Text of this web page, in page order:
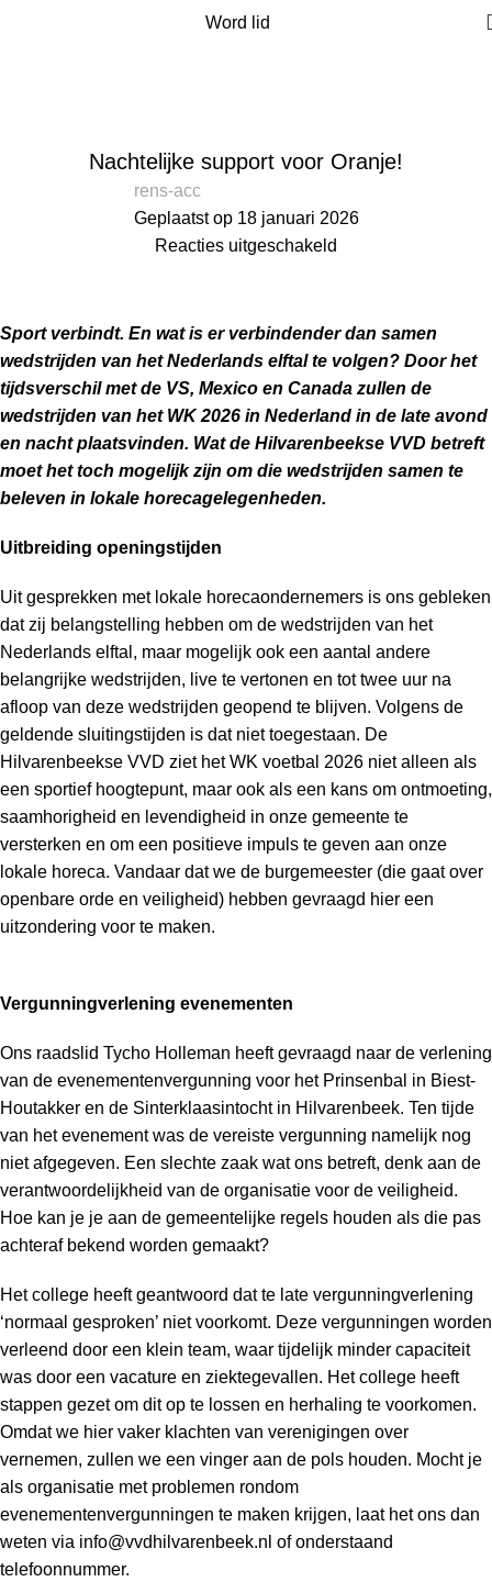
Word lid
Nachtelijke support voor Oranje!
rens-acc
Geplaatst op 18 januari 2026
Reacties uitgeschakeld
Sport verbindt. En wat is er verbindender dan samen
wedstrijden van het Nederlands elftal te volgen? Door het
tijdsverschil met de VS, Mexico en Canada zullen de
wedstrijden van het WK 2026 in Nederland in de late avond
en nacht plaatsvinden. Wat de Hilvarenbeekse VVD betreft
moet het toch mogelijk zijn om die wedstrijden samen te
beleven in lokale horecagelegenheden.
Uitbreiding openingstijden
Uit gesprekken met lokale horecaondernemers is ons gebleken
dat zij belangstelling hebben om de wedstrijden van het
Nederlands elftal, maar mogelijk ook een aantal andere
belangrijke wedstrijden, live te vertonen en tot twee uur na
afloop van deze wedstrijden geopend te blijven. Volgens de
geldende sluitingstijden is dat niet toegestaan. De
Hilvarenbeekse VVD ziet het WK voetbal 2026 niet alleen als
een sportief hoogtepunt, maar ook als een kans om ontmoeting,
saamhorigheid en levendigheid in onze gemeente te
versterken en om een positieve impuls te geven aan onze
lokale horeca. Vandaar dat we de burgemeester (die gaat over
openbare orde en veiligheid) hebben gevraagd hier een
uitzondering voor te maken.
Vergunningverlening evenementen
Ons raadslid Tycho Holleman heeft gevraagd naar de verlening
van de evenementenvergunning voor het Prinsenbal in Biest-
Houtakker en de Sinterklaasintocht in Hilvarenbeek. Ten tijde
van het evenement was de vereiste vergunning namelijk nog
niet afgegeven. Een slechte zaak wat ons betreft, denk aan de
verantwoordelijkheid van de organisatie voor de veiligheid.
Hoe kan je je aan de gemeentelijke regels houden als die pas
achteraf bekend worden gemaakt?
Het college heeft geantwoord dat te late vergunningverlening
‘normaal gesproken’ niet voorkomt. Deze vergunningen worden
verleend door een klein team, waar tijdelijk minder capaciteit
was door een vacature en ziektegevallen. Het college heeft
stappen gezet om dit op te lossen en herhaling te voorkomen.
Omdat we hier vaker klachten van verenigingen over
vernemen, zullen we een vinger aan de pols houden. Mocht je
als organisatie met problemen rondom
evenementenvergunningen te maken krijgen, laat het ons dan
weten via info@vvdhilvarenbeek.nl of onderstaand
telefoonnummer.